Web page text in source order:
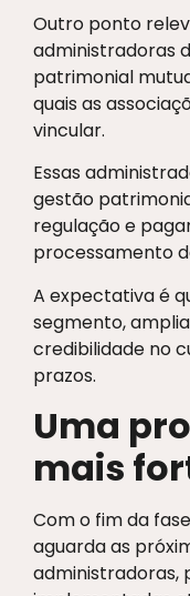
Outro ponto
administradoras
patrimonial
quais as
vincular.
Essas
gestão
regulação e
processamento
A expectativa é
segmento,
credibilidade no
prazos.
Uma
mais
Com o fim da
aguarda as
administradoras,